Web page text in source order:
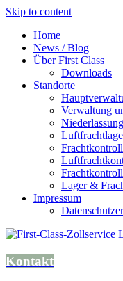
Skip to content
Home
News / Blog
Über First Class
Downloads
Standorte
Verwaltung
Lager &
Impressum
Kontakt